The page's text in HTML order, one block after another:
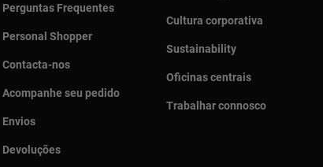
Perguntas Frequentes
Personal Shopper
Contacta-nos
Acompanhe seu pedido
Envios
Devoluções
Cultura corporativa
Sustainability
Oficinas centrais
Trabalhar connosco